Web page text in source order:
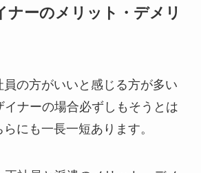
ナーのメリット・デメリ
の方がいいと感じる方が多い
イナーの場合必ずしもそうとは
にも一長一短あります。